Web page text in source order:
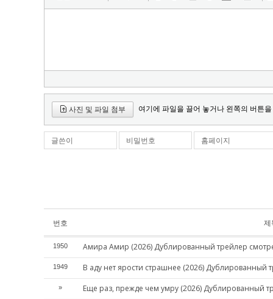
사진 및 파일 첨부 여기에 파일을 끌어 놓거나 왼쪽의 버튼
글쓴이 비밀번호 홈페이지
번호 제
1950 Амира Амир (2026) Дублированный трейлер
1949 В аду нет ярости страшнее (2026) Дублированный
» Еще раз, прежде чем умру (2026) Дублированный